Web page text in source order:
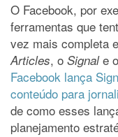
O Facebook, por
ferramentas que
vez mais completa
Articles, o Signale o
Facebook lança
conteúdo para
de como esses
planejamento